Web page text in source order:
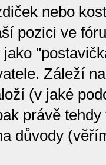
nebo
pozici ve
Záleží
(v jaké
právě
důvody